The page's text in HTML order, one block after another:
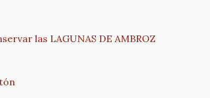
las LAGUNAS DE AMBROZ